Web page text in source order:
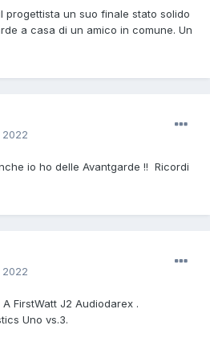
progettista un suo finale stato solido
a casa di un amico in comune. Un
2022
io ho delle Avantgarde !! Ricordi
2022
FirstWatt J2 Audiodarex .
Uno vs.3.